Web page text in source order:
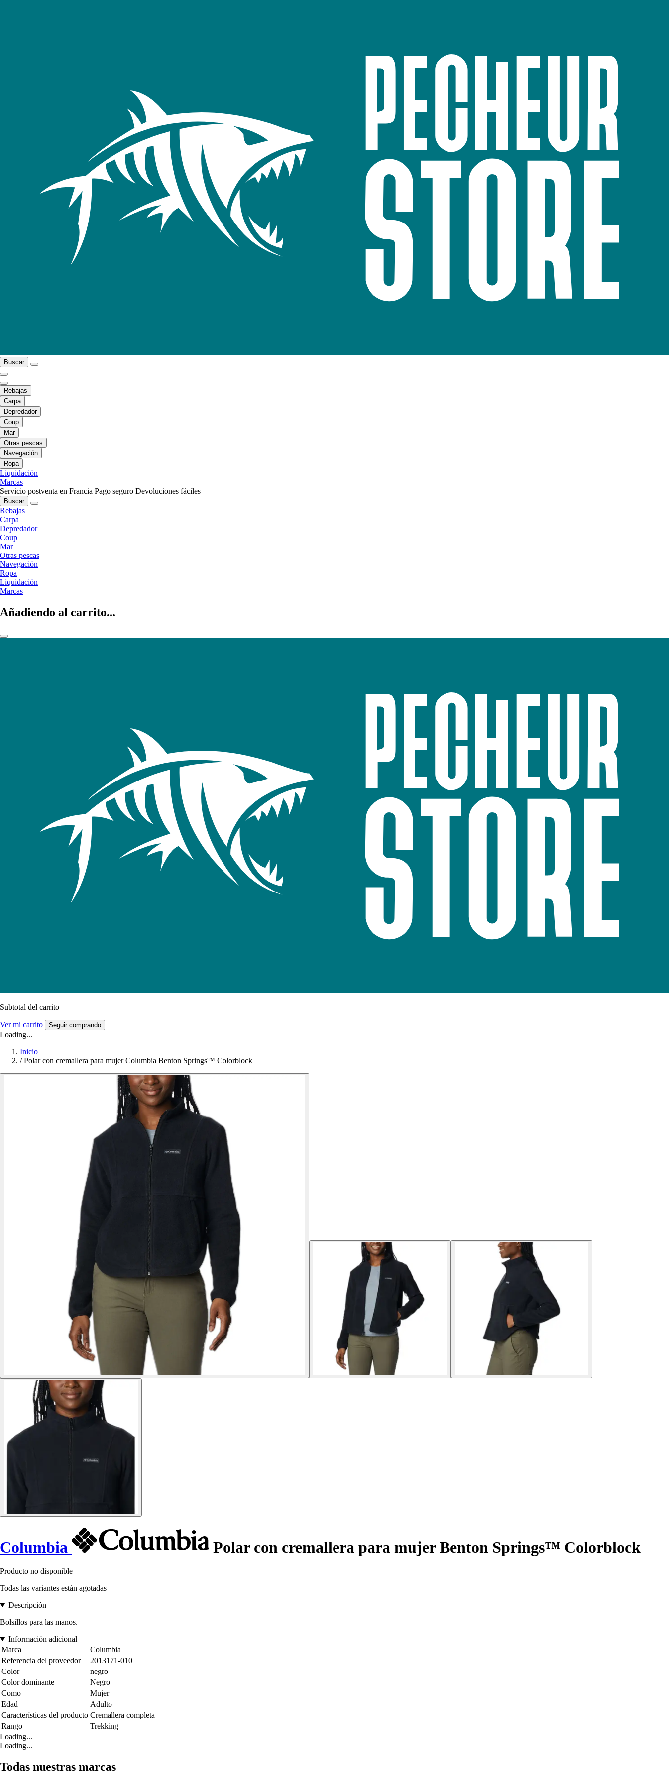
Buscar
Rebajas
Carpa
Depredador
Coup
Mar
Otras pescas
Navegación
Ropa
Liquidación
Marcas
Servicio postventa en Francia Pago seguro Devoluciones fáciles
Buscar
Rebajas
Carpa
Depredador
Coup
Mar
Otras pescas
Navegación
Ropa
Liquidación
Marcas
Añadiendo al carrito...
Subtotal del carrito
Ver mi carrito Seguir comprando
Loading...
Inicio
/ Polar con cremallera para mujer Columbia Benton Springs™ Colorblock
Columbia Polar con cremallera para mujer Benton Springs™ Colorblock
Producto no disponible
Todas las variantes están agotadas
Descripción
Bolsillos para las manos.
Información adicional
Marca
Columbia
Referencia del proveedor
2013171-010
Color
negro
Color dominante
Negro
Como
Mujer
Edad
Adulto
Características del producto Cremallera completa
Rango
Trekking
Loading...
Loading...
Todas nuestras marcas